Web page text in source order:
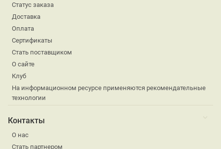
Статус заказа
Доставка
Оплата
Сертификаты
Стать поставщиком
О сайте
Клуб
На информационном ресурсе применяются рекомендательные
технологии
Контакты
О нас
Стать партнером